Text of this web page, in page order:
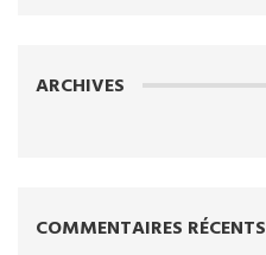
ARCHIVES
COMMENTAIRES RÉCENTS